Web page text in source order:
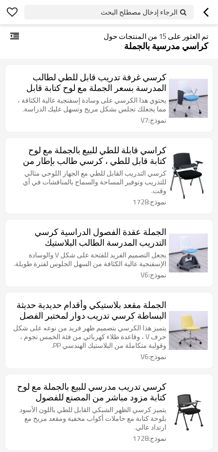
الرجاء إدخال مصطلح البحث
تم العثور على 15 من المنتجات حول
كراسي مدرسية بالجملة
كرسي غرفة تدريب قابل للطي لطالب
المدرسة بسعر الجملة مع لوح كتابة قابل
للضبط في الفصل الدراسي قابل للتكديس
مع عجلات
يحتوي هذا الكرسي على وسادة إسفنجية عالية الكثافة ،
مما يجعلك تجلس بشكل مريح وتسهل عليك الدراسة.
نموذج:V7
كراسي قابلة للطي للبيع بالجملة مع لوح
كتابة قابل للطي ، كرسي طالب بإطار من
الحديد ومسند ظهر ، كرسي طاولة لفصل
المدرسة
كرسي التدريب القابل للطي مع الجهاز اللوحي مثالي
للتدريب وتوفير المساحة والسماح بالمناقشات في أي
وقت.
نموذج:1728
الجملة عقدة الفصول الدراسية كرسي
التدريب المدرسة الطالب البلاستيك
الكراسي الدوارة مع عجلات عالية قابل
للتعديل
يجعل التصميم الفريد للفتحة على شكل V والوسادة
الإسفنجية عالية الكثافة من السهل الجلوس لفترة طويلة.
نموذج:V6
الجملة مقعد بلاستيكي وأقدام حديدية حديثة
البساطة كرسي تدريب دوار لمختبر الفصل
الدراسي أو غرفة المؤتمرات مع المصعد
يتميز هذا الكرسي بتصميم ظهر فريد من نوعه على شكل
حرف V ، وقاعدة طلاء كهربائي من فئة الخمس نجوم ،
وقولبة متكاملة من البلاستيك الهندسي PP.
نموذج:V6
كرسي تدريب مدرسي للبيع بالجملة مع لوح
كتابة مزود مباشر من المصنع للفصول
الدراسية الذكية وغرفة الاجتماعات
يتميز كرسي الظهر الشبكي القابل للطي باللون الأسود
بلوحة كتابة مع حاملات أكواب مخفية ومقعد مريح مع
ارتداد عالي.
نموذج:1728